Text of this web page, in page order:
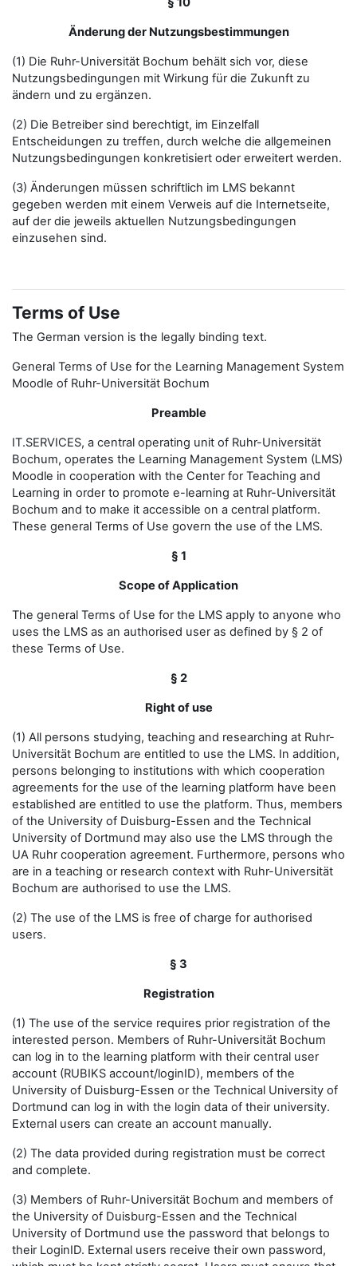
Änderung der Nutzungsbestimmungen
(1) Die Ruhr-Universität Bochum behält sich vor, diese
Nutzungsbedingungen mit Wirkung für die Zukunft zu
ändern und zu ergänzen.
(2) Die Betreiber sind berechtigt, im Einzelfall
Entscheidungen zu treffen, durch welche die allgemeinen
Nutzungsbedingungen konkretisiert oder erweitert werden.
(3) Änderungen müssen schriftlich im LMS bekannt
gegeben werden mit einem Verweis auf die Internetseite,
auf der die jeweils aktuellen Nutzungsbedingungen
einzusehen sind.
Terms of Use
The German version is the legally binding text.
General Terms of Use for the Learning Management System
Moodle of Ruhr-Universität Bochum
Preamble
IT.SERVICES, a central operating unit of Ruhr-Universität
Bochum, operates the Learning Management System (LMS)
Moodle in cooperation with the Center for Teaching and
Learning in order to promote e-learning at Ruhr-Universität
Bochum and to make it accessible on a central platform.
These general Terms of Use govern the use of the LMS.
§ 1
Scope of Application
The general Terms of Use for the LMS apply to anyone who
uses the LMS as an authorised user as defined by § 2 of
these Terms of Use.
§ 2
Right of use
(1) All persons studying, teaching and researching at Ruhr-
Universität Bochum are entitled to use the LMS. In addition,
persons belonging to institutions with which cooperation
agreements for the use of the learning platform have been
established are entitled to use the platform. Thus, members
of the University of Duisburg-Essen and the Technical
University of Dortmund may also use the LMS through the
UA Ruhr cooperation agreement. Furthermore, persons who
are in a teaching or research context with Ruhr-Universität
Bochum are authorised to use the LMS.
(2) The use of the LMS is free of charge for authorised
users.
§ 3
Registration
(1) The use of the service requires prior registration of the
interested person. Members of Ruhr-Universität Bochum
can log in to the learning platform with their central user
account (RUBIKS account/loginID), members of the
University of Duisburg-Essen or the Technical University of
Dortmund can log in with the login data of their university.
External users can create an account manually.
(2) The data provided during registration must be correct
and complete.
(3) Members of Ruhr-Universität Bochum and members of
the University of Duisburg-Essen and the Technical
University of Dortmund use the password that belongs to
their LoginID. External users receive their own password,